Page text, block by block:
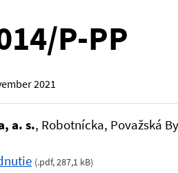
P-PP
2021
a. s., Robotnícka, Považská
(.pdf,287,1 kB)